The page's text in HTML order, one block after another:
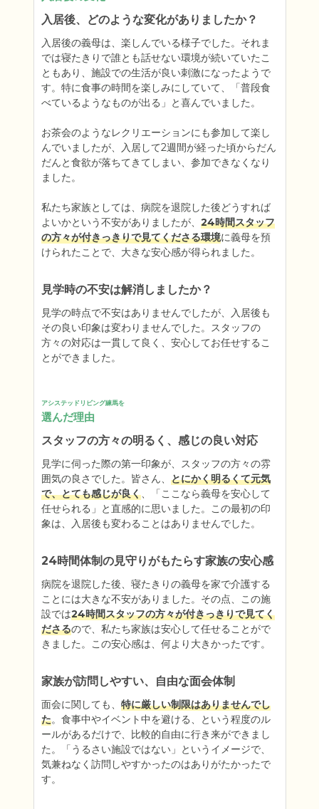
入居後、どのような変化がありましたか？
入居後の義母は、楽しんでいる様子でした。それま
では寝たきりで誰とも話せない環境が続いていたこ
ともあり、施設での生活が良い刺激になったようで
す。特に食事の時間を楽しみにしていて、「普段食
べているようなものが出る」と喜んでいました。
お茶会のようなレクリエーションにも参加して楽し
んでいましたが、入居して2週間が経った頃からだん
だんと食欲が落ちてきてしまい、参加できなくなり
ました。
私たち家族としては、病院を退院した後どうすれば
よいかという不安がありましたが、 24時間スタッフ
の方々が付きっきりで見てくださる環境に義母を預
けられたことで、大きな安心感が得られました。
見学時の不安は解消しましたか？
見学の時点で不安はありませんでしたが、入居後も
その良い印象は変わりませんでした。スタッフの
方々の対応は一貫して良く、安心してお任せするこ
とができました。
アシステッドリビング練馬を
選んだ理由
スタッフの方々の明るく、感じの良い対応
見学に伺った際の第一印象が、スタッフの方々の雰
囲気の良さでした。皆さん、 とにかく明るくて元気
で、とても感じが良く、「ここなら義母を安心して
任せられる」と直感的に思いました。この最初の印
象は、入居後も変わることはありませんでした。
24時間体制の見守りがもたらす家族の安心感
病院を退院した後、寝たきりの義母を家で介護する
ことには大きな不安がありました。その点、この施
設では24時間スタッフの方々が付きっきりで見てく
ださるので、私たち家族は安心して任せることがで
きました。この安心感は、何より大きかったです。
家族が訪問しやすい、自由な面会体制
面会に関しても、 特に厳しい制限はありませんでし
た。食事中やイベント中を避ける、という程度のル
ールがあるだけで、比較的自由に行き来ができまし
た。「うるさい施設ではない」というイメージで、
気兼ねなく訪問しやすかったのはありがたかったで
す。